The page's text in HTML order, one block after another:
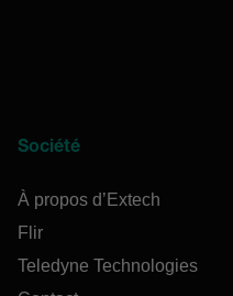
Société
À propos d’Extech
Flir
Teledyne Technologies